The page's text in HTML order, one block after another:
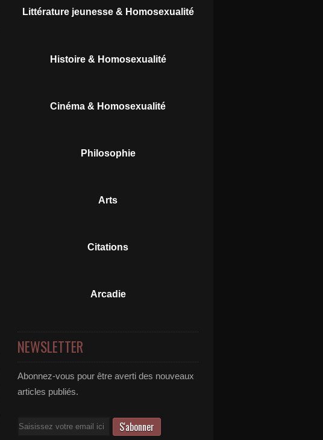
Littérature jeunesse & Homosexualité
Histoire & Homosexualité
Cinéma & Homosexualité
Philosophie
Arts
Citations
Arcadie
NEWSLETTER
Abonnez-vous pour être averti des nouveaux
articles publiés.
Email